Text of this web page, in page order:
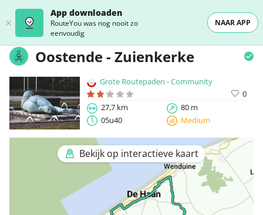
App downloaden
RouteYou was nog nooit zo
eenvoudig
NAAR APP
Oostende - Zuienkerke
Grote Routepaden - Community
0
27,7 km
80 m
05u40
Medium
Bekijk op interactieve kaart